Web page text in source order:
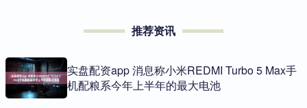
推荐资讯
实盘配资app 消息称小米REDMI Turbo 5 Max手
机配粮系今年上半年的最大电池